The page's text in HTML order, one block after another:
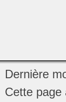
Dernière
Cette page